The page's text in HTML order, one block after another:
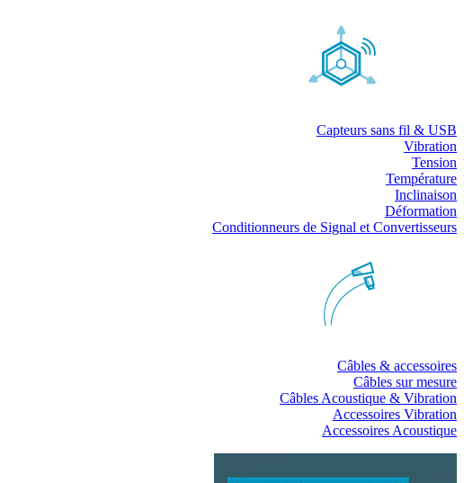
Capteurs sans fil & USB
Vibration
Tension
Température
Inclinaison
Déformation
Conditionneurs de Signal et Convertisseurs
Câbles & accessoires
Câbles sur mesure
Câbles Acoustique & Vibration
Accessoires Vibration
Accessoires Acoustique